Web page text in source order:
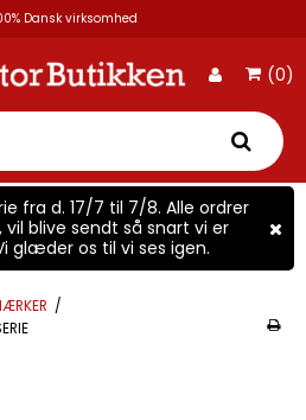
Dansk virksomhed
(0)
fra d. 17/7 til 7/8. Alle ordrer
blive sendt så snart vi er
glæder os til vi ses igen.
/